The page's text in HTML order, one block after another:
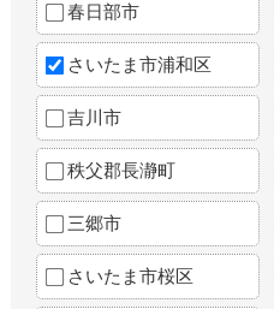
春日部市
さいたま市浦和区
吉川市
秩父郡長瀞町
三郷市
さいたま市桜区